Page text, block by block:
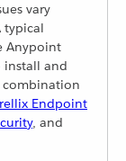
vary
typical
Anypoint
install and
combination
Endpoint
, and